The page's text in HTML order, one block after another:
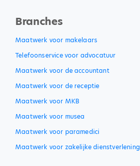
Branches
Maatwerk voor makelaars
Telefoonservice voor advocatuur
Maatwerk voor de accountant
Maatwerk voor de receptie
Maatwerk voor MKB
Maatwerk voor musea
Maatwerk voor paramedici
Maatwerk voor zakelijke dienstverlening